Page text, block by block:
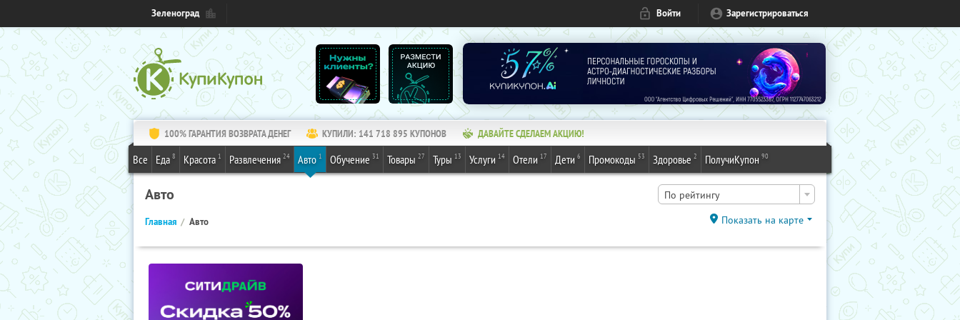
Зеленоград Войти Зарегистрироваться
100% ГАРАНТИЯ ВОЗВРАТА ДЕНЕГ КУПИЛИ: 141 718 895 КУПОНОВ ДАВАЙТЕ СДЕЛАЕМ АКЦИЮ!
Все Еда 8 Красота 1 Развлечения 24 Авто 1 Обучение 31 Товары 27 Туры 13 Услуги 14 Отели 17 Дети 6 Промокоды 53 Здоровье 2 ПолучиКупон 90
Авто По рейтингу
Главная Авто Показать на карте